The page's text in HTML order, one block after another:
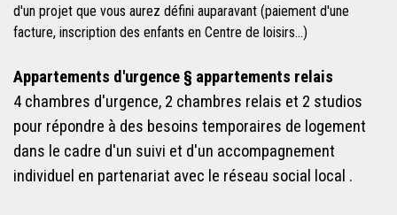
d'un projet que vous aurez défini auparavant (paiement d'une
facture, inscription des enfants en Centre de loisirs...)
Appartements d'urgence § appartements relais
4 chambres d'urgence, 2 chambres relais et 2 studios
pour répondre à des besoins temporaires de logement
dans le cadre d'un suivi et d'un accompagnement
individuel en partenariat avec le réseau social local .